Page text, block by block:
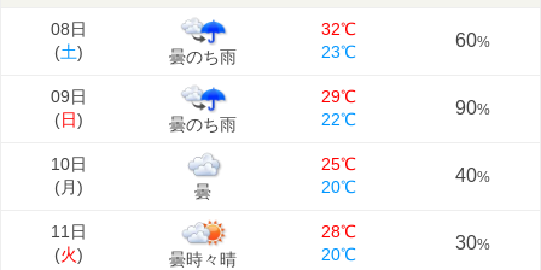
08日
(土) 曇のち雨
32℃
23℃
60%
09日
(日) 曇のち雨
29℃
22℃
90%
10日
(月) 曇
25℃
20℃
40%
11日
(火) 曇時々晴
28℃
20℃
30%